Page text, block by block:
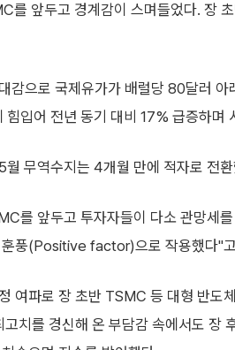
를 앞두고 경계감이 스며들었다. 장
감으로 국제유가가 배럴당 80달러 아
입어 전년 동기 대비 17% 급증하며
무역수지는 4개월 만에 적자로 전
를 앞두고 투자자들이 다소 관망세
훈풍(Positive factor)으로 작용했다"
여파로 장 초반 TSMC 등 대형 반도
치를 경신해 온 부담감 속에서도 장